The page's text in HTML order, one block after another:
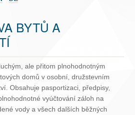
BYTŮ A
ale přitom plnohodnotným
domů v osobní, družstevním
Obsahuje pasportizaci, předpisy,
vyúčtování záloh na
vody a všech dalších běžných